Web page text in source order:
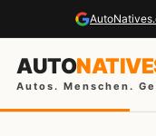
AUTO
Autos. Menschen.